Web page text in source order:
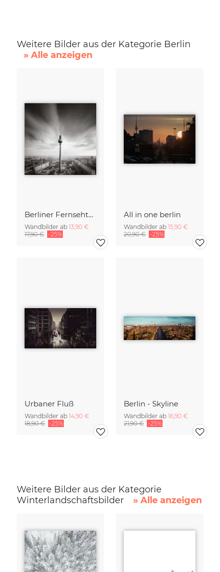
Weitere Bilder aus der Kategorie Berlin
» Alle anzeigen
Berliner Fernsehturm
Wandbilder ab 13,90 €
17,90 € -25%
All in one berlin
Wandbilder ab 15,90 €
20,90 € -25%
Urbaner Fluß
Wandbilder ab 14,90 €
18,90 € -25%
Berlin - Skyline
Wandbilder ab 16,90 €
21,90 € -25%
Weitere Bilder aus der Kategorie
Winterlandschaftsbilder
» Alle anzeigen